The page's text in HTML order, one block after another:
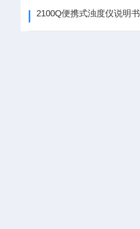
2100Q便携式浊度仪说明书